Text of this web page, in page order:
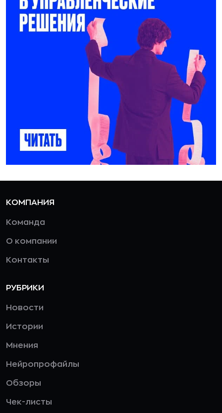
КОМПАНИЯ
Команда
О компании
Контакты
РУБРИКИ
Новости
Истории
Мнения
Нейропрофайлы
Обзоры
Чек-листы